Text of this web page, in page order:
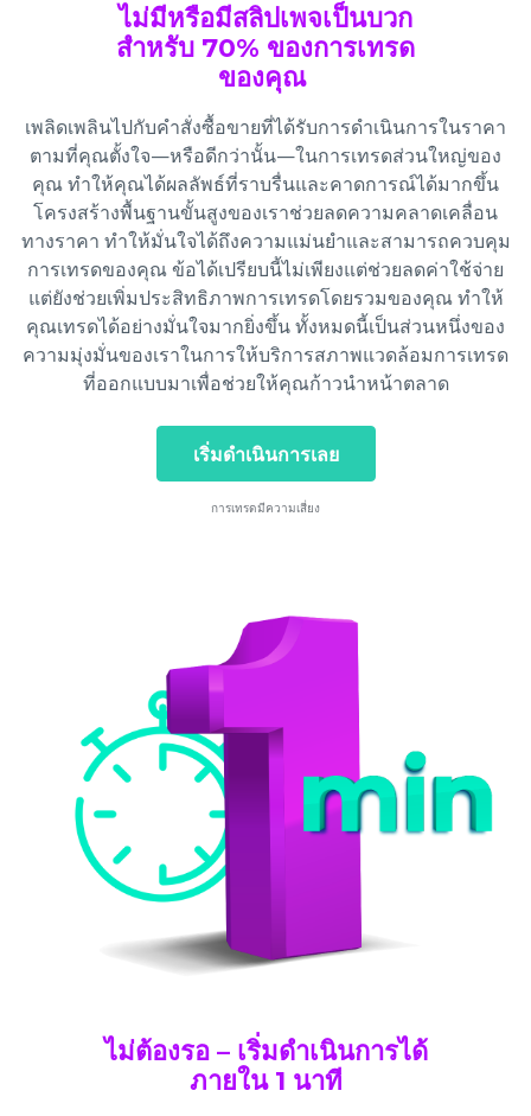
ไม่มีหรือมีสลิปเพจเป็นบวก
สำหรับ 70% ของการเทรด
ของคุณ
เพลิดเพลินไปกับคำสั่งซื้อขายที่ได้รับการดำเนินการในราคา
ตามที่คุณตั้งใจ—หรือดีกว่านั้น—ในการเทรดส่วนใหญ่ของ
คุณ ทำให้คุณได้ผลลัพธ์ที่ราบรื่นและคาดการณ์ได้มากขึ้น
โครงสร้างพื้นฐานขั้นสูงของเราช่วยลดความคลาดเคลื่อน
ทางราคา ทำให้มั่นใจได้ถึงความแม่นยำและสามารถควบคุม
การเทรดของคุณ ข้อได้เปรียบนี้ไม่เพียงแต่ช่วยลดค่าใช้จ่าย
แต่ยังช่วยเพิ่มประสิทธิภาพการเทรดโดยรวมของคุณ ทำให้
คุณเทรดได้อย่างมั่นใจมากยิ่งขึ้น ทั้งหมดนี้เป็นส่วนหนึ่งของ
ความมุ่งมั่นของเราในการให้บริการสภาพแวดล้อมการเทรด
ที่ออกแบบมาเพื่อช่วยให้คุณก้าวนำหน้าตลาด
เริ่มดำเนินการเลย
การเทรดมีความเสี่ยง
ไม่ต้องรอ – เริ่มดำเนินการได้
ภายใน 1 นาที